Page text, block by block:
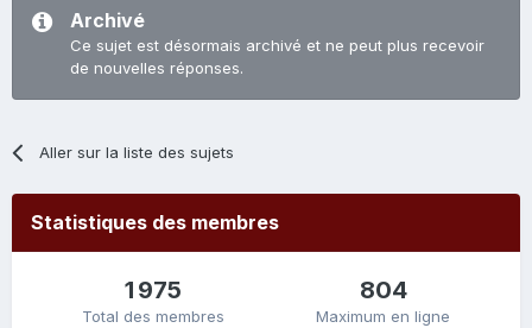
Archivé
Ce sujet est désormais archivé et ne peut plus recevoir
de nouvelles réponses.
Aller sur la liste des sujets
Statistiques des membres
1 975
Total des membres
804
Maximum en ligne